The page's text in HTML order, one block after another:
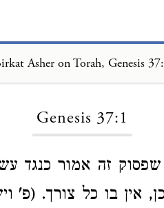
Asher on Torah, Genesis
Genesis 37:1
זה אמור כנגד
אין בו כל צורך. (פ'